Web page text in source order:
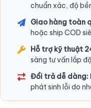
chuẩn xác, độ
Giao hàng toàn
hoặc ship COD
Hỗ trợ kỹ thuật
sàng tư vấn lắp
Đổi trả dễ dàng:
phát sinh lỗi do